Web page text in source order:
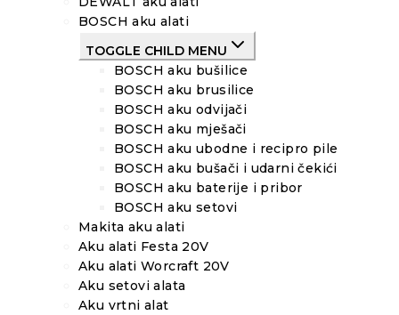
BOSCH aku alati
TOGGLE CHILD MENU
BOSCH aku bušilice
BOSCH aku brusilice
BOSCH aku odvijači
BOSCH aku mješači
BOSCH aku ubodne i recipro pile
BOSCH aku bušači i udarni čekići
BOSCH aku baterije i pribor
BOSCH aku setovi
Makita aku alati
Aku alati Festa 20V
Aku alati Worcraft 20V
Aku setovi alata
Aku vrtni alat